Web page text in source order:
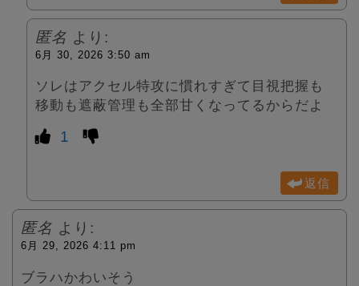
匿名 より:
6月 30, 2026 3:50 am
ソレはアクセル特攻に慣れすぎて目視把握も
移動も遮蔽管理も全部甘くなってるからだよ
1
返信
匿名 より:
6月 29, 2026 4:11 pm
ブラハかわいそう